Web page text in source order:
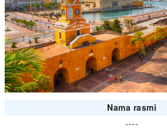
Nama rasmi
----